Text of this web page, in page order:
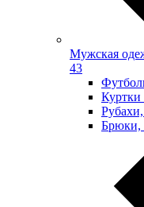
Мужская
43
Куртки
Брюки,